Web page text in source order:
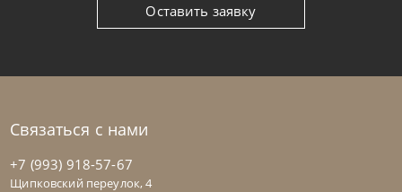
Оставить заявку
Связаться с нами
+7 (993) 918-57-67
Щипковский переулок, 4